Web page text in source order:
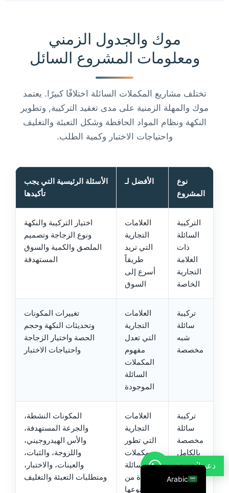
موك والجدول الزمني
ومعلومات المشروع السائل
تختلف مشاريع المكملات السائلة اختلافًا كبيرًا. يعتمد
موك والمهلة الزمنية على مدى تعقيد التركيبة, وتطوير
النكهة ونظام المواد الحافظة وشكل التعبئة والتغليف
واحتياجات الاختبار وكمية الطلب.
نوع
المشروع
الأفضل لـ
الأسئلة الرئيسية التي يجب
تأكيدها
التركيبة
السائلة
ذات
العلامة
التجارية
الخاصة
العلامات
التجارية
التي تريد
طريقاً
أسرع إلى
السوق
اختيار التركيبة والنكهة
ونوع الزجاجة وتصميم
الملصق والكمية والسوق
المستهدفة
تركيبة
سائلة
شبه
مخصصة
العلامات
التجارية
التي تعدل
مفهوم
المكملات
السائلة
الموجودة
تغييرات المكونات
وتحديثات النكهة وحجم
الحصة واختيار الزجاجة
واحتياجات الاختبار
تركيبة
سائلة
مخصصة
بالكامل
العلامات
التجارية
التي تطور
مكملات
سائلة
فريدة من
نوعها
المكونات النشطة،
والجرعة المستهدفة،
والأس الهيدروجيني،
واللزوجة، والثبات،
والعينات، والاختبار،
ومتطلبات التعبئة والتغليف
دعونا'ندردش
Arabic
English
German
Japanese
Korean
Spanish
Vietnamese
Russian
French
Chinese